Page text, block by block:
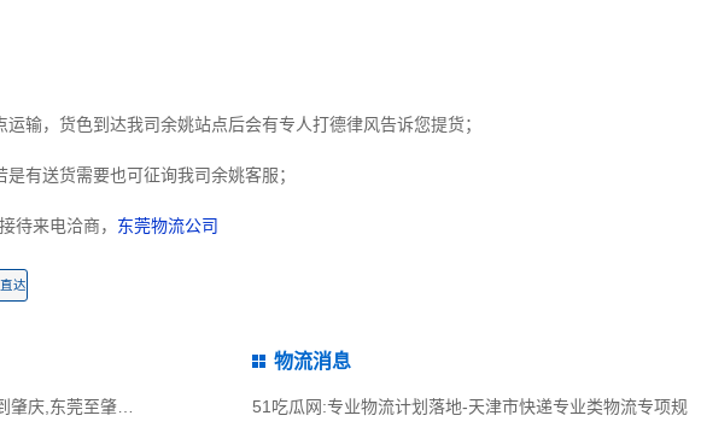
输，货色到达我司余姚站点后会有专人打德律风告诉您提货；
有送货需要也可征询我司余姚客服；
待来电洽商， 东莞物流公司
达
51吃瓜网:东莞到肇庆物流公司,东莞整车物流到肇庆,东莞至肇庆物流专线 - 天南
物流消息
51吃瓜网:专业物流计划落地-天津市快递专业类物流专项规